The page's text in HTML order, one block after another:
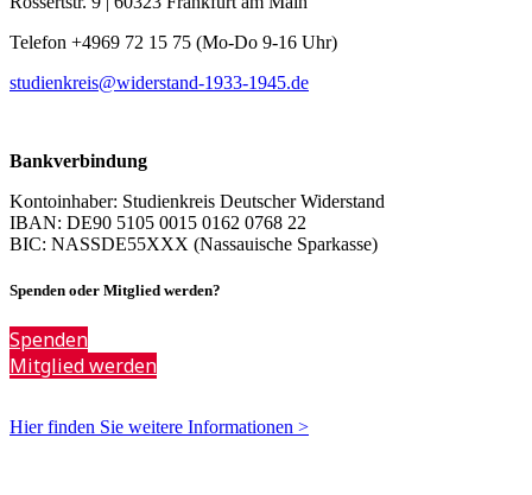
Telefon +4969 72 15 75 (Mo-Do 9-16 Uhr)
studienkreis@widerstand-1933-1945.de
Bankverbindung
Kontoinhaber: Studienkreis Deutscher Widerstand
IBAN: DE90 5105 0015 0162 0768 22
BIC: NASSDE55XXX (Nassauische Sparkasse)
Spenden oder Mitglied werden?
Spenden
Mitglied werden
Hier finden Sie weitere Informationen >